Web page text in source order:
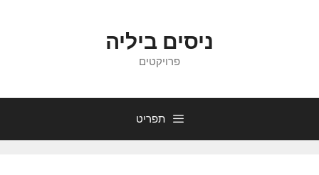
ניסים ביליה
פרויקטים
תפריט